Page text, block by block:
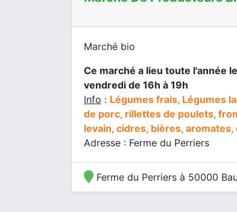
Marché bio
Ce marché a lieu toute l'année
vendredi de 16h à 19h
Info : Légumes frais, Légumes
de porc, rillettes de poulets,
levain, cidres, bières,
Adresse : Ferme du Perriers
Ferme du Perriers à 50000